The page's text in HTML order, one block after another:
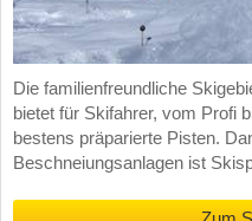
Die familienfreundliche
bietet für Skifahrer, vom Profi
bestens präparierte Pisten.
Beschneiungsanlagen ist